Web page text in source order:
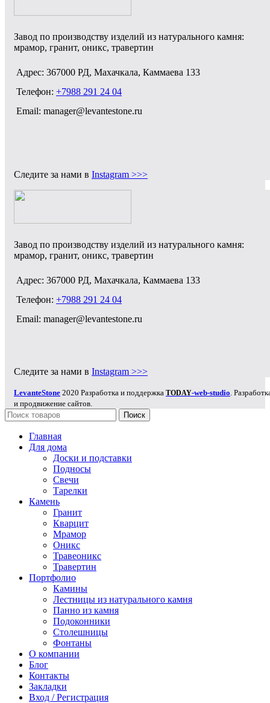
Завод по производству изделий из натурального камня:
мрамор, гранит, оникс, травертин
Адрес: 367000 РД, Махачкала, Каммаева 133
Телефон: +7988 291 24 04
Email: manager@levantestone.ru
Следите за нами в Instagram >>>
Завод по производству изделий из натурального камня:
мрамор, гранит, оникс, травертин
Адрес: 367000 РД, Махачкала, Каммаева 133
Телефон: +7988 291 24 04
Email: manager@levantestone.ru
Следите за нами в Instagram >>>
LevanteStone 2020 Разработка и поддержка TODAY-web-studio .
и продвижение сайтов.
Поиск
Главная
Для дома
Доски и подставки
Подносы
Свечи
Тарелки
Камень
Гранит
Кварцит
Мрамор
Оникс
Травеоникс
Травертин
Портфолио
Камины
Лестницы из натурального камня
Панно из камня
Подоконники
Столешницы
Фонтаны
О компании
Блог
Контакты
Закладки
Вход / Регистрация